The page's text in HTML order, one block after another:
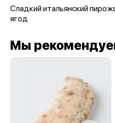
Сладкий итальянский
ягод
Мы